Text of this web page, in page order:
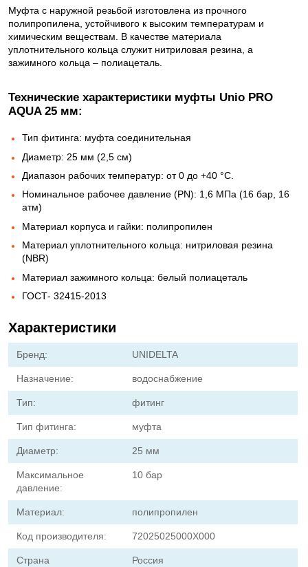
Муфта с наружной резьбой изготовлена из прочного
полипропилена, устойчивого к высоким температурам и
химическим веществам. В качестве материала
уплотнительного кольца служит нитриловая резина, а
зажимного кольца – полиацеталь.
Технические характеристики муфты Unio PRO
AQUA 25 мм:
Тип фитинга: муфта соединительная
Диаметр: 25 мм (2,5 см)
Диапазон рабочих температур: от 0 до +40 °С.
Номинальное рабочее давление (PN): 1,6 МПа (16 бар, 16
атм)
Материал корпуса и гайки: полипропилен
Материал уплотнительного кольца: нитриловая резина
(NBR)
Материал зажимного кольца: белый полиацеталь
ГОСТ- 32415-2013
Характеристики
Бренд: UNIDELTA
Назначение: водоснабжение
Тип: фитинг
Тип фитинга: муфта
Диаметр: 25 мм
Максимальное
давление:
10 бар
Материал: полипропилен
Код производителя: 72025025000X000
Страна
Россия